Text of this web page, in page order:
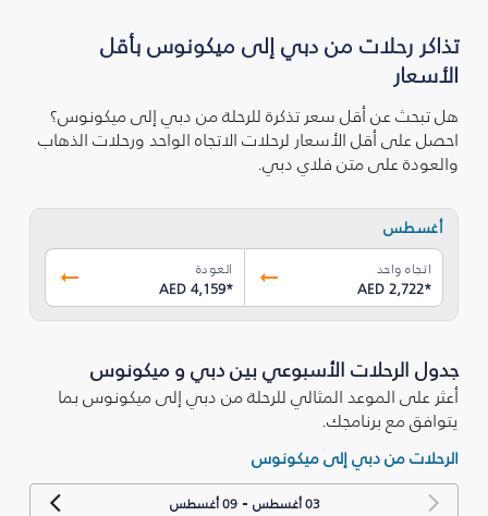
تذاكر رحلات من دبي إلى ميكونوس بأقل
الأسعار
هل تبحث عن أقل سعر تذكرة للرحلة من دبي إلى ميكونوس؟
احصل على أقل الأسعار لرحلات الاتجاه الواحد ورحلات الذهاب
والعودة على متن فلاي دبي.
أغسطس
اتجاه واحد
AED 2,722*
العودة
AED 4,159*
جدول الرحلات الأسبوعي بين دبي و ميكونوس
أعثر على الموعد المثالي للرحلة من دبي إلى ميكونوس بما
يتوافق مع برنامجك.
الرحلات من دبي إلى ميكونوس
03 أغسطس -09 أغسطس